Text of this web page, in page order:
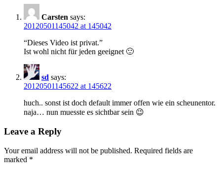
Carsten says:
20120501145042 at 145042
“Dieses Video ist privat.”
Ist wohl nicht für jeden geeignet 🙂
sd says:
20120501145622 at 145622
huch.. sonst ist doch default immer offen wie ein scheunentor.
naja… nun muesste es sichtbar sein 😉
Leave a Reply
Your email address will not be published. Required fields are
marked *